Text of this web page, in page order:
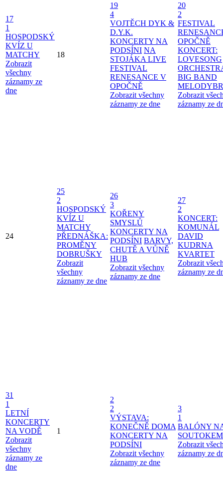
17
1
HOSPODSKÝ
KVÍZ U
MATCHY
Zobrazit
všechny
záznamy ze
dne
18
19
4
VOJTĚCH DYK &
D.Y.K.
KONCERTY NA
PODSÍNI NA
STOJÁKA LIVE
FESTIVAL
RENESANCE V
OPOČNĚ
Zobrazit všechny
záznamy ze dne
20
2
FESTIVAL
OPOČNĚ
KONCERT:
LOVESONG
BIG BAND
Zobrazit
záznamy ze
24
25
2
HOSPODSKÝ
KVÍZ U
MATCHY
PŘEDNÁŠKA:
PROMĚNY
DOBRUŠKY
Zobrazit
všechny
záznamy ze dne
26
3
KOŘENY
SMYSLŮ
KONCERTY NA
PODSÍNI BARVY,
CHUTĚ A VŮNĚ
HUB
Zobrazit všechny
záznamy ze dne
27
2
KONCERT:
KOMUNÁL
DAVID
KUDRNA
KVARTET
Zobrazit
záznamy ze
31
1
LETNÍ
KONCERTY
NA VODĚ
Zobrazit
všechny
záznamy ze
dne
1
2
2
VÝSTAVA:
KONEČNĚ DOMA
KONCERTY NA
PODSÍNI
Zobrazit všechny
záznamy ze dne
3
1
BALÓNY
SOUTOKEM
Zobrazit
záznamy ze